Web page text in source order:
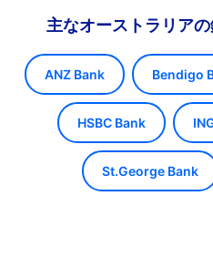
主なオーストラリア
ANZ Bank Bendigo
HSBC Bank
St.George Bank